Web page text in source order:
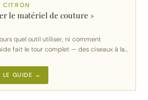
CITRON
le matériel de couture »
quel outil utiliser, ni comment
fait le tour complet — des ciseaux à la
LE GUIDE →